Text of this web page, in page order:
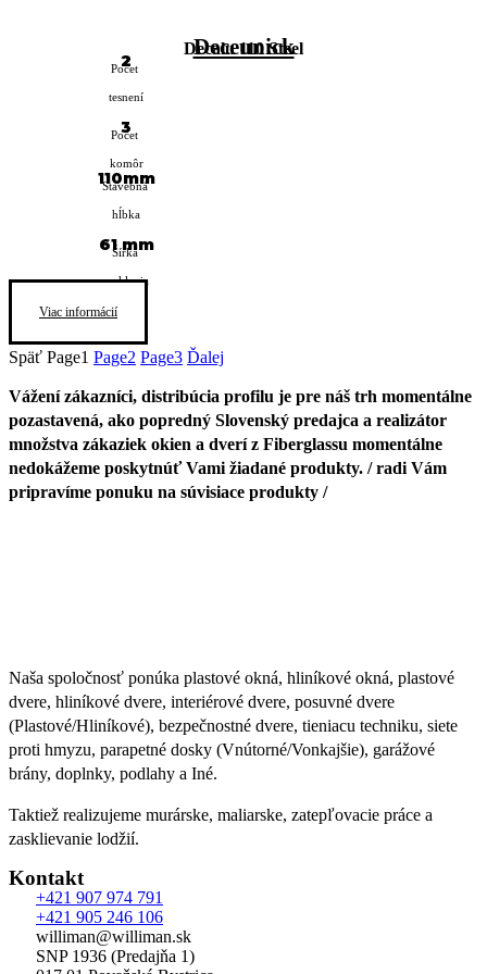
Deceunick
Decalu 110 Steel
2
Počet
tesnení
3
Počet
komôr
110mm
Stavebná
hĺbka
61 mm
Šírka
zasklenia
Viac informácií
Späť Page1 Page2 Page3 Ďalej
Vážení zákazníci, distribúcia profilu je pre náš trh momentálne
pozastavená, ako popredný Slovenský predajca a realizátor
množstva zákaziek okien a dverí z Fiberglassu momentálne
nedokážeme poskytnúť Vami žiadané produkty. / radi Vám
pripravíme ponuku na súvisiace produkty /
Naša spoločnosť ponúka plastové okná, hliníkové okná, plastové
dvere, hliníkové dvere, interiérové dvere, posuvné dvere
(Plastové/Hliníkové), bezpečnostné dvere, tieniacu techniku, siete
proti hmyzu, parapetné dosky (Vnútorné/Vonkajšie), garážové
brány, doplnky, podlahy a Iné.
Taktiež realizujeme murárske, maliarske, zatepľovacie práce a
zasklievanie lodžií.
Kontakt
+421 907 974 791
+421 905 246 106
williman@williman.sk
SNP 1936 (Predajňa 1)